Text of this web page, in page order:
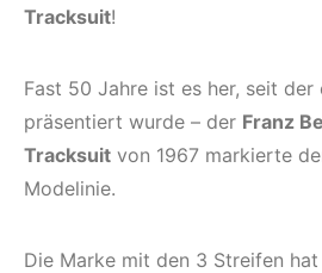
Tracksuit!
Fast 50 Jahre ist es her, seit der
präsentiert wurde – der Franz
Tracksuit von 1967 markierte
Modelinie.
Die Marke mit den 3 Streifen